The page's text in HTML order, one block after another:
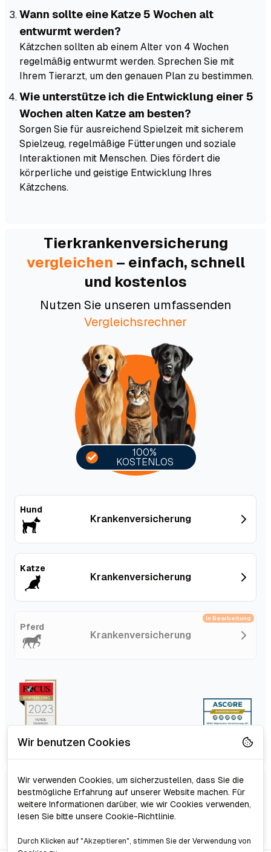
Wir benutzen Cookies
Wir verwenden Cookies, um sicherzustellen, dass Sie die
bestmögliche Erfahrung auf unserer Website machen. Für
weitere Informationen darüber, wie wir Cookies verwenden,
lesen Sie bitte unsere Cookie-Richtlinie.
Durch Klicken auf "Akzeptieren", stimmen Sie der Verwendung von
Wann sollte eine Katze 5 Wochen alt
entwurmt werden?
Kätzchen sollten ab einem Alter von 4 Wochen
regelmäßig entwurmt werden. Sprechen Sie mit
Ihrem Tierarzt, um den genauen Plan zu bestimmen.
Wie unterstütze ich die Entwicklung einer 5
Wochen alten Katze am besten?
Sorgen Sie für ausreichend Spielzeit mit sicherem
Spielzeug, regelmäßige Fütterungen und soziale
Interaktionen mit Menschen. Dies fördert die
körperliche und geistige Entwicklung Ihres
Kätzchens.
Tierkranken­versicherung
vergleichen – einfach, schnell
und kostenlos
Nutzen Sie unseren umfassenden
Vergleichsrechner
Hund
Kranken­versicherung
Katze
Kranken­versicherung
In Bearbeitung
Pferd
Kranken­versicherung
100%
KOSTENLOS
Online Vergleich
Schutz für Hund,
Katze & Pferd